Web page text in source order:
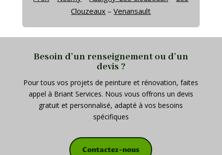
Clouzeaux –Venansault
Besoin d’un renseignement ou d’un
devis ?
Pour tous vos projets de peinture et rénovation, faites
appel à Briant Services. Nous vous offrons un devis
gratuit et personnalisé, adapté à vos besoins
spécifiques
Contactez-nous